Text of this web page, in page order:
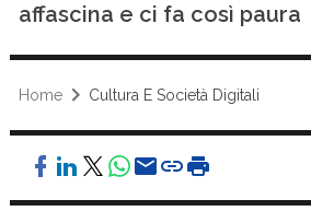
affascina e ci fa così paura
Home Cultura E Società Digitali